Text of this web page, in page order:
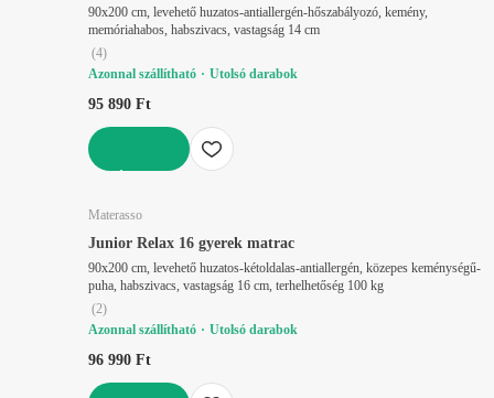
90x200 cm, levehető huzatos-antiallergén-hőszabályozó, kemény,
memóriahabos, habszivacs, vastagság 14 cm
(4)
Azonnal szállítható
Utolsó darabok
95 890 Ft
Materasso
Junior Relax 16 gyerek matrac
90x200 cm, levehető huzatos-kétoldalas-antiallergén, közepes keménységű-
puha, habszivacs, vastagság 16 cm, terhelhetőség 100 kg
(2)
Azonnal szállítható
Utolsó darabok
96 990 Ft